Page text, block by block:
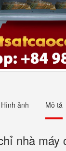
Hình ảnh Mô tả
nhà máy